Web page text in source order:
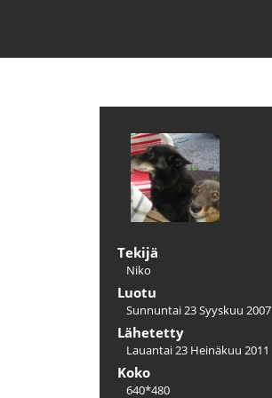
Tekijä
Niko
Luotu
Sunnuntai 23 Syyskuu 2007
Lähetetty
Lauantai 23 Heinäkuu 2011
Koko
640*480